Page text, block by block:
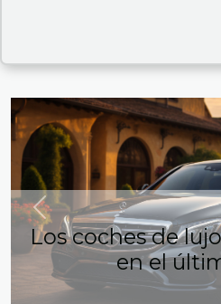
Los coches de
en el
Previous